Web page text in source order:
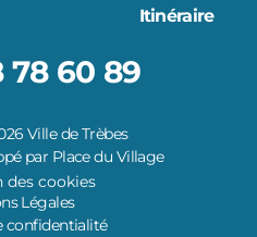
Itinéraire
78 60 89
Ville de Trèbes
par Place du Village
des cookies
Légales
confidentialité